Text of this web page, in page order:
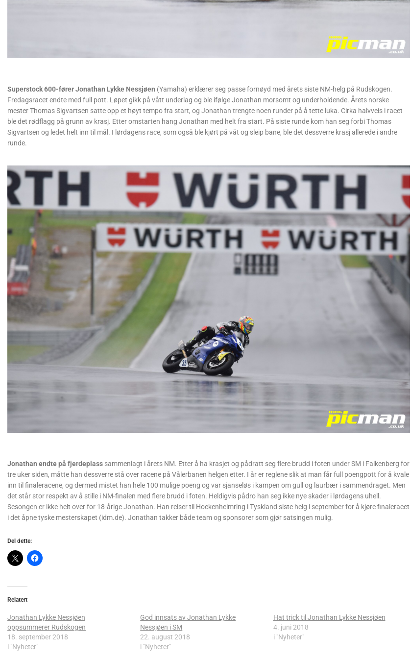
Superstock 600-fører Jonathan Lykke Nessjøen (Yamaha) erklærer seg passe fornøyd med årets siste NM-helg på Rudskogen.
Fredagsracet endte med full pott. Løpet gikk på vått underlag og ble ifølge Jonathan morsomt og underholdende. Årets norske
mester Thomas Sigvartsen satte opp et høyt tempo fra start, og Jonathan trengte noen runder på å tette luka. Cirka halvveis i racet
ble det rødflagg på grunn av krasj. Etter omstarten hang Jonathan med helt fra start. På siste runde kom han seg forbi Thomas
Sigvartsen og ledet helt inn til mål. I lørdagens race, som også ble kjørt på våt og sleip bane, ble det dessverre krasj allerede i andre
runde.
Jonathan endte på fjerdeplass sammenlagt i årets NM. Etter å ha krasjet og pådratt seg flere brudd i foten under SM i Falkenberg for
tre uker siden, måtte han dessverre stå over racene på Vålerbanen helgen etter. I år er reglene slik at man får full poengpott for å kvale
inn til finaleracene, og dermed mistet han hele 100 mulige poeng og var sjanseløs i kampen om gull og laurbær i sammendraget. Men
det står stor respekt av å stille i NM-finalen med flere brudd i foten. Heldigvis pådro han seg ikke nye skader i lørdagens uhell.
Sesongen er ikke helt over for 18-årige Jonathan. Han reiser til Hockenheimring i Tyskland siste helg i september for å kjøre finaleracet
i det åpne tyske mesterskapet (idm.de). Jonathan takker både team og sponsorer som gjør satsingen mulig.
Del dette:
Relatert
Jonathan Lykke Nessjøen
oppsummerer Rudskogen
18. september 2018
i "Nyheter"
God innsats av Jonathan Lykke
Nessjøen i SM
22. august 2018
i "Nyheter"
Hat trick til Jonathan Lykke Nessjøen
4. juni 2018
i "Nyheter"